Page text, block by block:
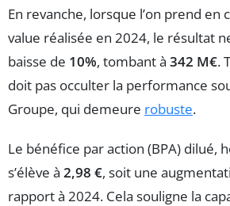
En revanche, lorsque l’on prend en
value réalisée en 2024, le résultat
baisse de 10%, tombant à 342 M€.
doit pas occulter la performance
Groupe, qui demeure robuste.
Le bénéfice par action (BPA) dilué,
s’élève à 2,98 €, soit une
rapport à 2024. Cela souligne la